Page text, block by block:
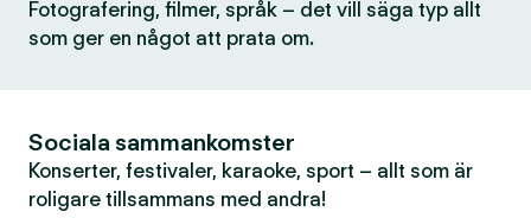
Fotografering, filmer, språk – det vill säga typ allt
som ger en något att prata om.
Sociala sammankomster
Konserter, festivaler, karaoke, sport – allt som är
roligare tillsammans med andra!